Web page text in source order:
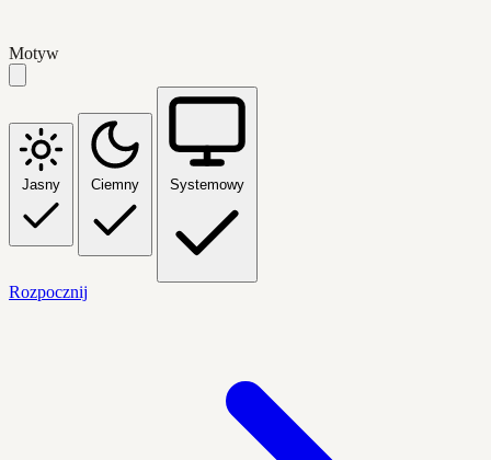
Motyw
Jasny Ciemny Systemowy
Rozpocznij